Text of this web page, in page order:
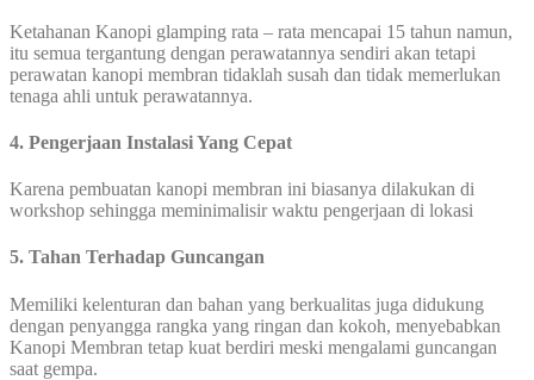
Ketahanan Kanopi glamping rata – rata mencapai 15 tahun namun,
itu semua tergantung dengan perawatannya sendiri akan tetapi
perawatan kanopi membran tidaklah susah dan tidak memerlukan
tenaga ahli untuk perawatannya.
4. Pengerjaan Instalasi Yang Cepat
Karena pembuatan kanopi membran ini biasanya dilakukan di
workshop sehingga meminimalisir waktu pengerjaan di lokasi
5. Tahan Terhadap Guncangan
Memiliki kelenturan dan bahan yang berkualitas juga didukung
dengan penyangga rangka yang ringan dan kokoh, menyebabkan
Kanopi Membran tetap kuat berdiri meski mengalami guncangan
saat gempa.